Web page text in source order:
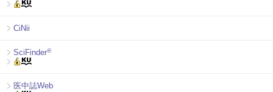
CiNii
SciFinder®
医中誌Web